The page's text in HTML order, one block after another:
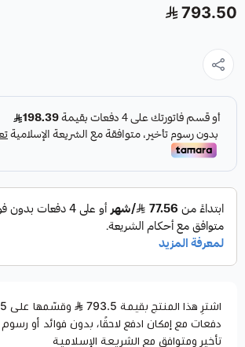
793.50
اشترِ هذا المنتج بقيمة 793.5
وقسّمها على 5
دفعات مع إمكان ادفع لاحقًا، بدون فوائد أو رسوم
تأخير ومتوافق مع الشريعة الإسلامية